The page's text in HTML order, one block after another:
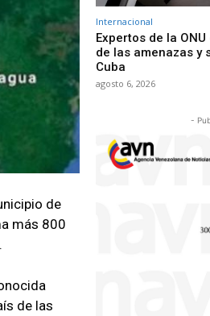
de
más 800
de las
Internacional
Expertos de la ONU
de las amenazas y
Cuba
agosto 6, 2026
-